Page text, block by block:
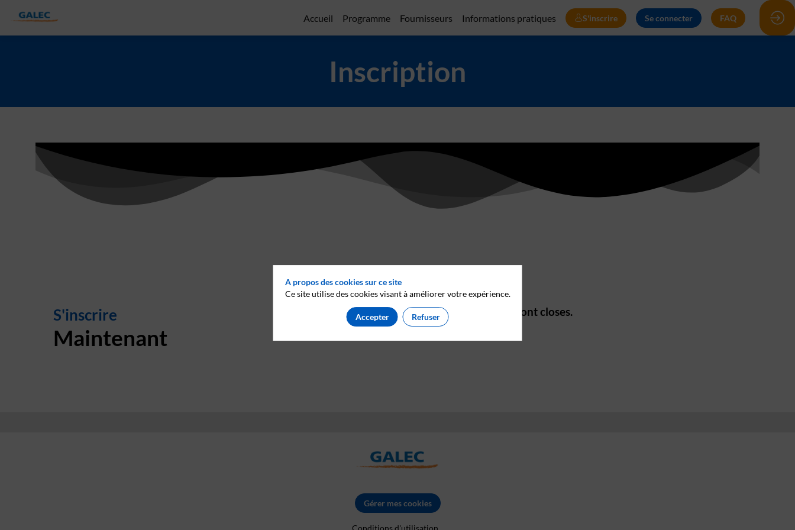
Accueil Programme Fournisseurs Informations pratiques S'inscrire Se connecter FAQ
Inscription
S'inscrire
Maintenant
Les inscriptions sont closes.
Gérer mes cookies
A propos des cookies sur ce site
Ce site utilise des cookies visant à améliorer votre expérience.
Accepter Refuser